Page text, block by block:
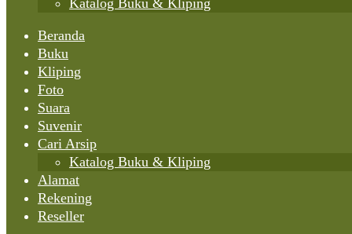
Katalog Buku & Kliping
Beranda
Buku
Kliping
Foto
Suara
Suvenir
Cari Arsip
Katalog Buku & Kliping
Alamat
Rekening
Reseller